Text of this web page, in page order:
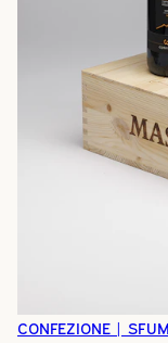
CONFEZIONE |